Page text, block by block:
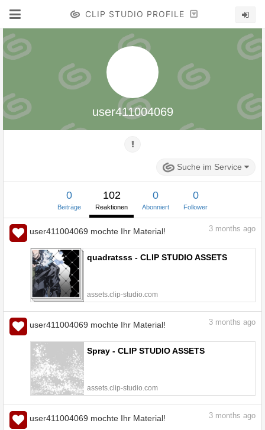
CLIP STUDIO PROFILE
user411004069
Suche im Service
0
Beiträge
102
Reaktionen
0
Abonniert
0
Follower
user411004069 mochte Ihr Material! 3 months ago
quadratsss - CLIP STUDIO ASSETS
assets.clip-studio.com
user411004069 mochte Ihr Material! 3 months ago
Spray - CLIP STUDIO ASSETS
assets.clip-studio.com
user411004069 mochte Ihr Material! 3 months ago